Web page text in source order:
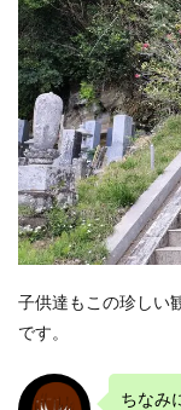
子供達もこの珍しい
です。
ちなみ